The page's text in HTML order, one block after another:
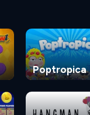
Poptropica